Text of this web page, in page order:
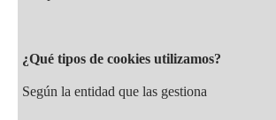
¿Qué tipos de cookies utilizamos?
Según la entidad que las gestiona